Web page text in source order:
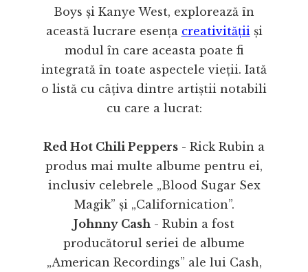
Boys și Kanye West, explorează în
această lucrare esența creativității și
modul în care aceasta poate fi
integrată în toate aspectele vieții. Iată
o listă cu câțiva dintre artiștii notabili
cu care a lucrat:
Red Hot Chili Peppers - Rick Rubin a
produs mai multe albume pentru ei,
inclusiv celebrele „Blood Sugar Sex
Magik” și „Californication”.
Johnny Cash - Rubin a fost
producătorul seriei de albume
„American Recordings” ale lui Cash,